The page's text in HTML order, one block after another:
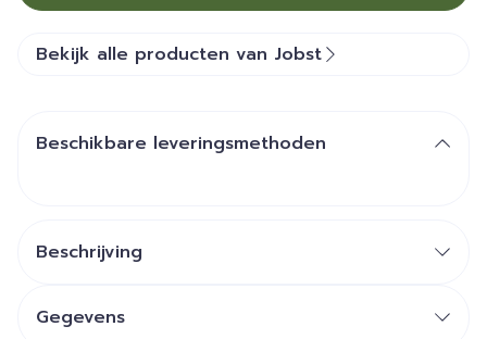
Bekijk alle producten van Jobst
Beschikbare leveringsmethoden
Beschrijving
Transparant: Doorschijnend voor mooie benen
Gegevens